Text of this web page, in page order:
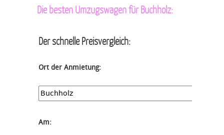
Die besten Umzugswagen für Buchholz:
Der schnelle Preisvergleich:
Ort der Anmietung:
Am: